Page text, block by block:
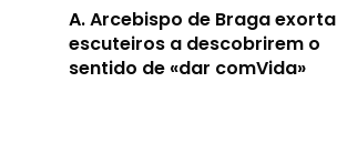
A.Arcebispo de Braga exorta
escuteiros a descobrirem o
sentido de «dar comVida»